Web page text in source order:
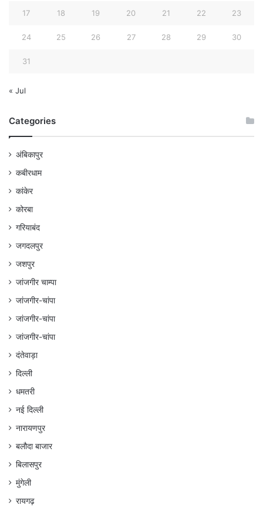
17 18 19 20 21 22 23
24 25 26 27 28 29 30
31
« Jul
Categories
अंबिकापुर
कबीरधाम
कांकेर
कोरबा
गरियाबंद
जगदलपुर
जशपुर
जांजगीर चाम्पा
जांजगीर-चांपा
जांजगीर-चांपा
जांजगीर-चांपा
दंतेवाड़ा
दिल्ली
धमतरी
नई दिल्ली
नारायणपुर
बलौदा बाजार
बिलासपुर
मुंगेली
रायगढ़